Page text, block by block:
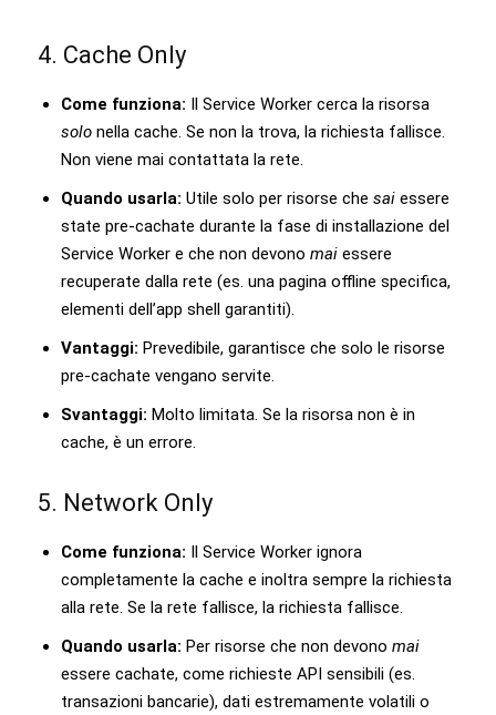
4. Cache Only
Come funziona: Il Service Worker cerca la risorsa
solo nella cache. Se non la trova, la richiesta fallisce.
Non viene mai contattata la rete.
Quando usarla: Utile solo per risorse che sai essere
state pre-cachate durante la fase di installazione del
Service Worker e che non devono mai essere
recuperate dalla rete (es. una pagina offline specifica,
elementi dell’app shell garantiti).
Vantaggi: Prevedibile, garantisce che solo le risorse
pre-cachate vengano servite.
Svantaggi: Molto limitata. Se la risorsa non è in
cache, è un errore.
5. Network Only
Come funziona: Il Service Worker ignora
completamente la cache e inoltra sempre la richiesta
alla rete. Se la rete fallisce, la richiesta fallisce.
Quando usarla: Per risorse che non devono mai
essere cachate, come richieste API sensibili (es.
transazioni bancarie), dati estremamente volatili o